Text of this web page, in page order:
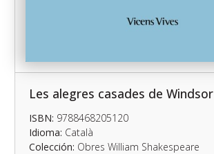
Les alegres casades de Windsor
ISBN: 9788468205120
Idioma: Català
Colección: Obres William Shakespeare